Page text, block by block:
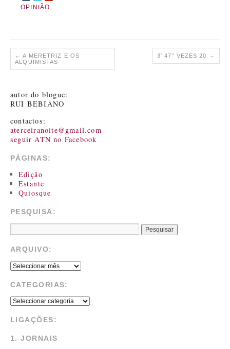
OPINIÃO.
← A MERETRIZ E OS
ALQUIMISTAS
3′ 47” VEZES 20 →
autor do blogue:
RUI BEBIANO
contactos:
aterceiranoite@gmail.com
seguir ATN no Facebook
PÁGINAS:
Edição
Estante
Quiosque
PESQUISA:
ARQUIVO:
CATEGORIAS:
LIGAÇÕES:
1. JORNAIS